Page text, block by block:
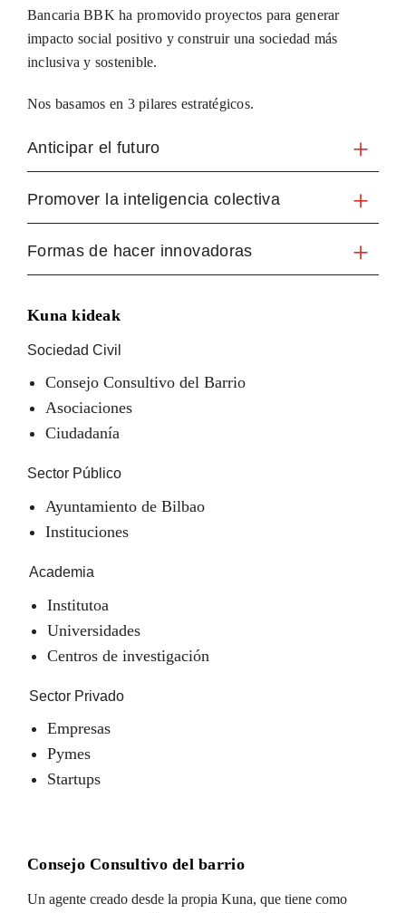
Bancaria BBK ha promovido proyectos para generar
impacto social positivo y construir una sociedad más
inclusiva y sostenible.
Nos basamos en 3 pilares estratégicos.
Anticipar el futuro
Promover la inteligencia colectiva
Formas de hacer innovadoras
Kuna kideak
Sociedad Civil
Consejo Consultivo del Barrio
Asociaciones
Ciudadanía
Sector Público
Ayuntamiento de Bilbao
Instituciones
Academia
Institutoa
Universidades
Centros de investigación
Sector Privado
Empresas
Pymes
Startups
Consejo Consultivo del barrio
Un agente creado desde la propia Kuna, que tiene como